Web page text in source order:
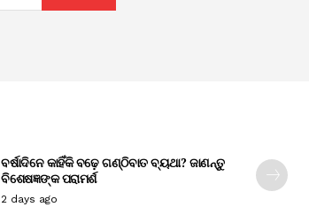
ବର୍ଷାଦିନେ କାହିଁକି ବଢ଼େ ଗଣ୍ଠିବାତ ବ୍ୟଥା? ଜାଣନ୍ତୁ
ବିଶେଷଜ୍ଞଙ୍କ ପରାମର୍ଶ
2 days ago